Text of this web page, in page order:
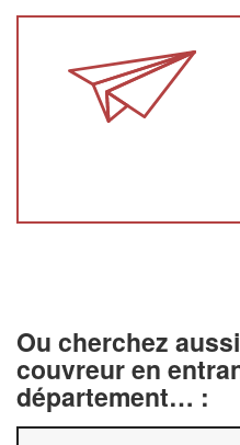
Ou cherchez
couvreur en
département… :